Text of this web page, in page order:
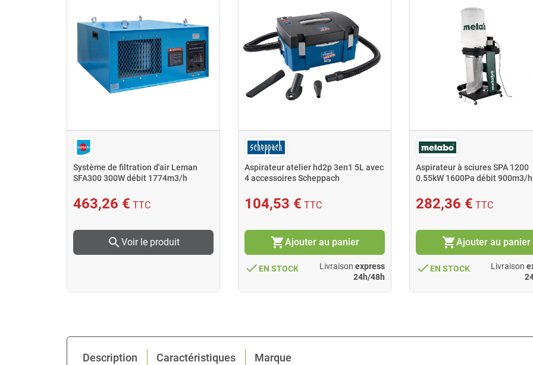
Système de filtration d'air Leman
SFA300 300W débit 1774m3/h
463,26 € TTC
search Voir le produit
Aspirateur atelier hd2p 3en1 5L avec
4 accessoires Scheppach
104,53 € TTC
shopping_cartAjouter au panier
done EN STOCK Livraison express
24h/48h
Aspirateur à sciures SPA 1200
0.55kW 1600Pa débit 900m3/h
282,36 € TTC
shopping_cartAjouter au panier
done EN STOCK Livraison
Description Caractéristiques Marque